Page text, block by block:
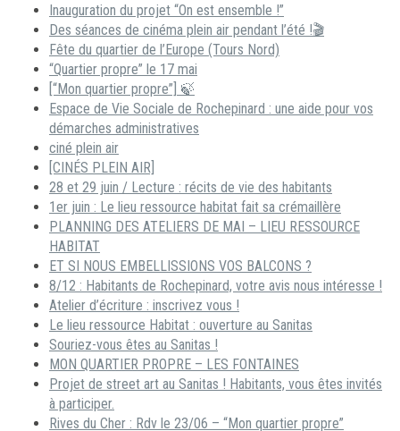
Inauguration du projet “On est ensemble !”
Des séances de cinéma plein air pendant l’été !🎬
Fête du quartier de l’Europe (Tours Nord)
“Quartier propre” le 17 mai
[“Mon quartier propre”] 🍃
Espace de Vie Sociale de Rochepinard : une aide pour vos
démarches administratives
ciné plein air
[CINÉS PLEIN AIR]
28 et 29 juin / Lecture : récits de vie des habitants
1er juin : Le lieu ressource habitat fait sa crémaillère
PLANNING DES ATELIERS DE MAI – LIEU RESSOURCE
HABITAT
ET SI NOUS EMBELLISSIONS VOS BALCONS ?
8/12 : Habitants de Rochepinard, votre avis nous intéresse !
Atelier d’écriture : inscrivez vous !
Le lieu ressource Habitat : ouverture au Sanitas
Souriez-vous êtes au Sanitas !
MON QUARTIER PROPRE – LES FONTAINES
Projet de street art au Sanitas ! Habitants, vous êtes invités
à participer.
Rives du Cher : Rdv le 23/06 – “Mon quartier propre”